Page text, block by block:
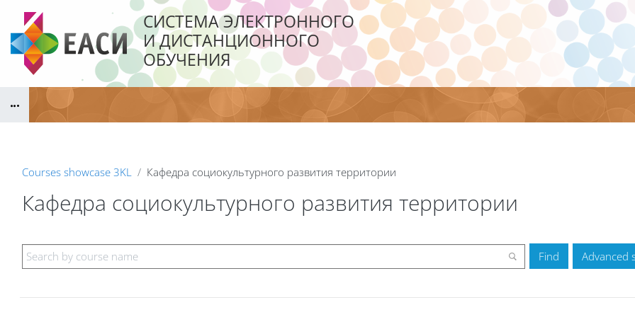
СИСТЕМА ЭЛЕКТРОННОГО
И ДИСТАНЦИОННОГО
ОБУЧЕНИЯ
Courses showcase 3KL Кафедра социокультурного развития территории
Кафедра социокультурного развития территории
Blocks
Advanced